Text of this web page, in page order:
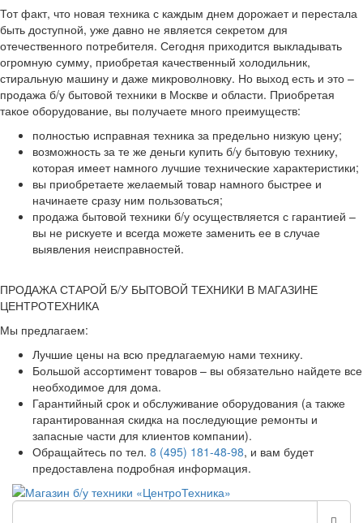
Тот факт, что новая техника с каждым днем дорожает и перестала
быть доступной, уже давно не является секретом для
отечественного потребителя. Сегодня приходится выкладывать
огромную сумму, приобретая качественный холодильник,
стиральную машину и даже микроволновку. Но выход есть и это –
продажа б/у бытовой техники в Москве и области. Приобретая
такое оборудование, вы получаете много преимуществ:
полностью исправная техника за предельно низкую цену;
возможность за те же деньги купить б/у бытовую технику,
которая имеет намного лучшие технические характеристики;
вы приобретаете желаемый товар намного быстрее и
начинаете сразу ним пользоваться;
продажа бытовой техники б/у осуществляется с гарантией –
вы не рискуете и всегда можете заменить ее в случае
выявления неисправностей.
ПРОДАЖА СТАРОЙ Б/У БЫТОВОЙ ТЕХНИКИ В МАГАЗИНЕ
ЦЕНТРОТЕХНИКА
Мы предлагаем:
Лучшие цены на всю предлагаемую нами технику.
Большой ассортимент товаров – вы обязательно найдете все
необходимое для дома.
Гарантийный срок и обслуживание оборудования (а также
гарантированная скидка на последующие ремонты и
запасные части для клиентов компании).
Обращайтесь по тел. 8 (495) 181-48-98, и вам будет
предоставлена подробная информация.